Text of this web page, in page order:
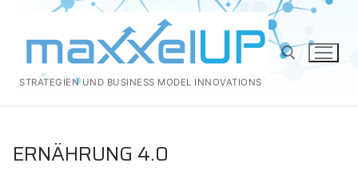
springen
STRATEGIEN UND BUSINESS MODEL INNOVATIONS
ERNÄHRUNG 4.0